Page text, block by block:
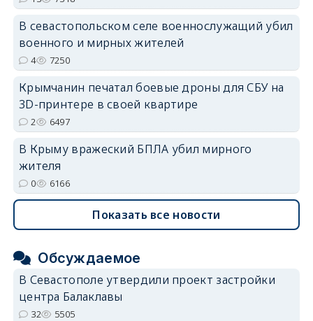
В севастопольском селе военнослужащий убил
военного и мирных жителей
4 7250
Крымчанин печатал боевые дроны для СБУ на
3D-принтере в своей квартире
2 6497
В Крыму вражеский БПЛА убил мирного
жителя
0 6166
Показать все новости
Обсуждаемое
В Севастополе утвердили проект застройки
центра Балаклавы
32 5505